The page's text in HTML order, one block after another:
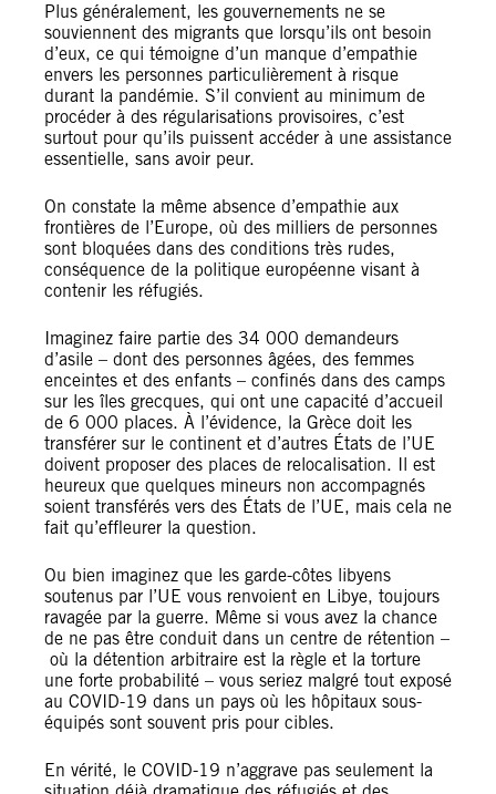
Plus généralement, les gouvernements ne se
souviennent des migrants que lorsqu’ils ont besoin
d’eux, ce qui témoigne d’un manque d’empathie
envers les personnes particulièrement à risque
durant la pandémie. S’il convient au minimum de
procéder à des régularisations provisoires, c’est
surtout pour qu’ils puissent accéder à une assistance
essentielle, sans avoir peur.
On constate la même absence d’empathie aux
frontières de l’Europe, où des milliers de personnes
sont bloquées dans des conditions très rudes,
conséquence de la politique européenne visant à
contenir les réfugiés.
Imaginez faire partie des 34 000 demandeurs
d’asile – dont des personnes âgées, des femmes
enceintes et des enfants – confinés dans des camps
sur les îles grecques, qui ont une capacité d’accueil
de 6 000 places. À l’évidence, la Grèce doit les
transférer sur le continent et d’autres États de l’UE
doivent proposer des places de relocalisation. Il est
heureux que quelques mineurs non accompagnés
soient transférés vers des États de l’UE, mais cela ne
fait qu’effleurer la question.
Ou bien imaginez que les garde-côtes libyens
soutenus par l’UE vous renvoient en Libye, toujours
ravagée par la guerre. Même si vous avez la chance
de ne pas être conduit dans un centre de rétention –
où la détention arbitraire est la règle et la torture
une forte probabilité – vous seriez malgré tout exposé
au COVID-19 dans un pays où les hôpitaux sous-
équipés sont souvent pris pour cibles.
En vérité, le COVID-19 n’aggrave pas seulement la